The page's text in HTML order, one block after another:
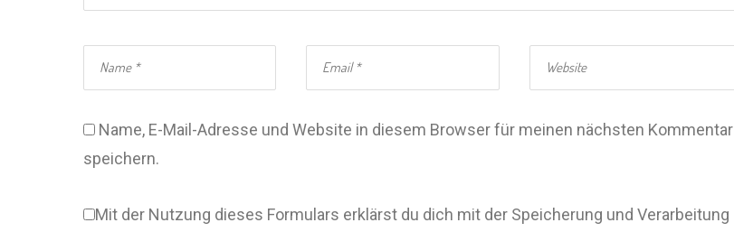
Name, E-Mail-Adresse und Website in diesem Browser für meinen nächsten Kommentar
speichern.
Mit der Nutzung dieses Formulars erklärst du dich mit der Speicherung und Verarbeitung